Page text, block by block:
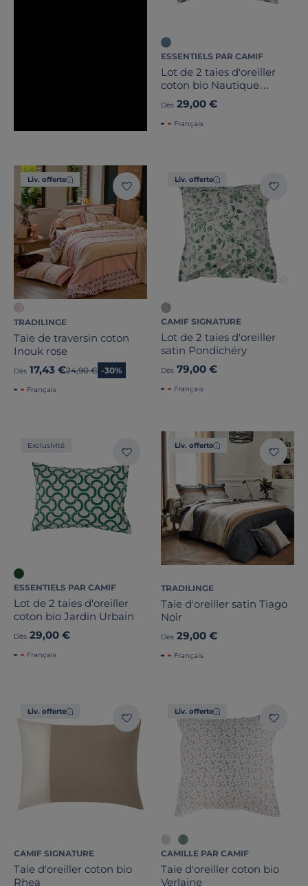
ESSENTIELS PAR CAMIF
Lot de 2 taies d'oreiller
coton bio Nautique
Urbain
Dès 29,00 €
Français
Liv. offerte
TRADILINGE
Taie de traversin coton
Inouk rose
Dès 17,43 €Ancien prix
24,90 € -30%
Français
Liv. offerte
CAMIF SIGNATURE
Lot de 2 taies d'oreiller
satin Pondichéry
Dès 79,00 €
Français
Exclusivité
ESSENTIELS PAR CAMIF
Lot de 2 taies d'oreiller
coton bio Jardin Urbain
Dès 29,00 €
Français
Liv. offerte
TRADILINGE
Taie d'oreiller satin Tiago
Noir
Dès 29,00 €
Français
Liv. offerte
CAMIF SIGNATURE
Taie d'oreiller coton bio
Rhea
Liv. offerte
CAMILLE PAR CAMIF
Taie d'oreiller coton bio
Verlaine